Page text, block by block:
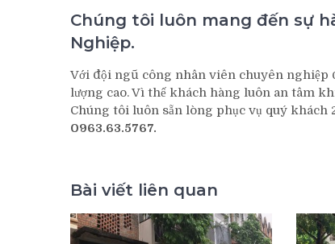
Chúng tôi luôn mang đến sự
Nghiệp.
Với đội ngũ công nhân viên chuyên nghiệp
lượng cao. Vì thế khách hàng luôn an tâm
Chúng tôi luôn sẵn lòng phục vụ quý
0963.63.5767.
Bài viết liên quan